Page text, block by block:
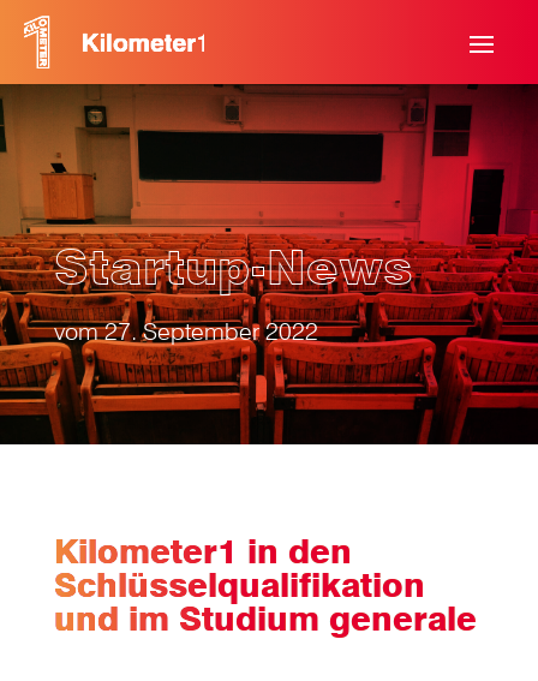
Startup-News
vom 27. September 2022
Kilometer1 in den
Schlüsselqualifikation
und im Studium generale